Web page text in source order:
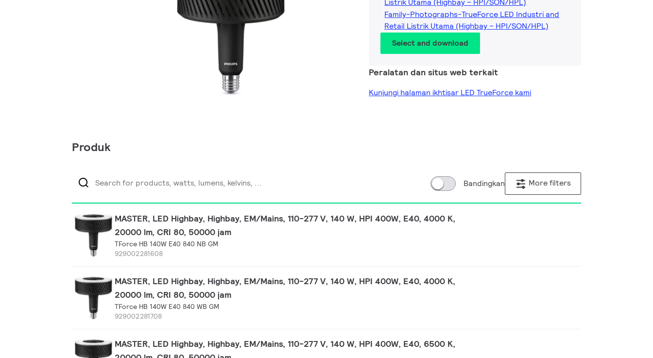
Listrik Utama (Highbay – HPI/SON/HPL)
Family-Photographs-TrueForce LED Industri and
Retail Listrik Utama (Highbay – HPI/SON/HPL)
Select and download
Peralatan dan situs web terkait
Kunjungi halaman ikhtisar LED TrueForce kami
Produk
Bandingkan More filters
MASTER, LED Highbay, Highbay, EM/Mains, 110-277 V, 140 W, HPI 400W, E40, 4000 K,
20000 lm, CRI 80, 50000 jam
TForce HB 140W E40 840 NB GM
929002281608
MASTER, LED Highbay, Highbay, EM/Mains, 110-277 V, 140 W, HPI 400W, E40, 4000 K,
20000 lm, CRI 80, 50000 jam
TForce HB 140W E40 840 WB GM
929002281708
MASTER, LED Highbay, Highbay, EM/Mains, 110-277 V, 140 W, HPI 400W, E40, 6500 K,